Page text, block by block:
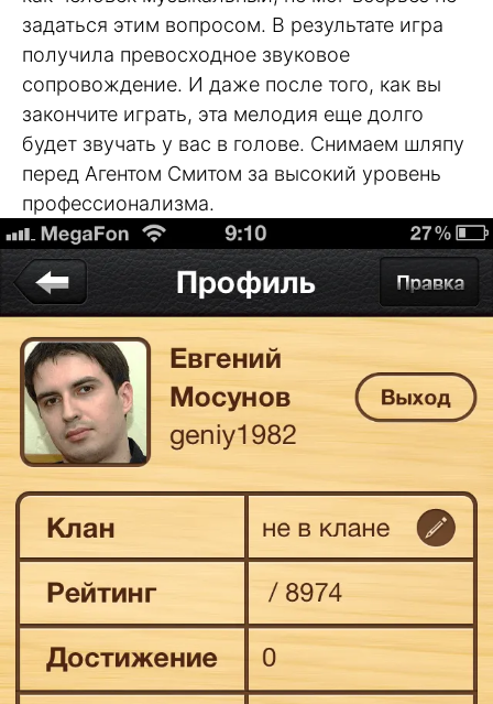
задаться этим вопросом. В результате игра
получила превосходное звуковое
сопровождение. И даже после того, как вы
закончите играть, эта мелодия еще долго
будет звучать у вас в голове. Снимаем шляпу
перед Агентом Смитом за высокий уровень
профессионализма.